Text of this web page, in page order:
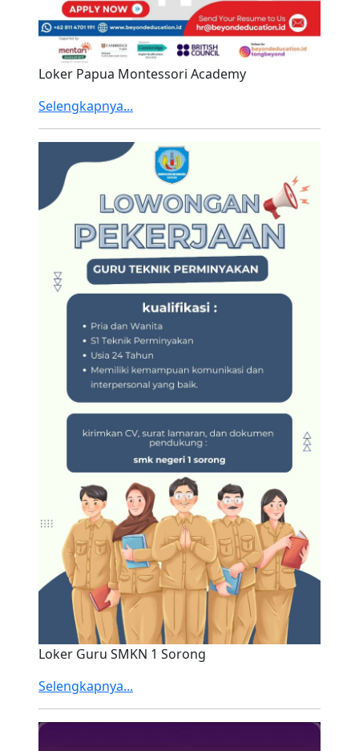
Loker Papua Montessori Academy
Selengkapnya...
Loker Guru SMKN 1 Sorong
Selengkapnya...